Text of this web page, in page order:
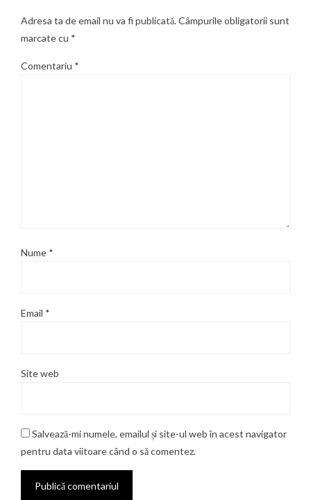
Adresa ta de email nu va fi publicată.Câmpurile obligatorii sunt
marcate cu *
Comentariu *
Nume *
Email *
Site web
Salvează-mi numele, emailul și site-ul web în acest navigator
pentru data viitoare când o să comentez.